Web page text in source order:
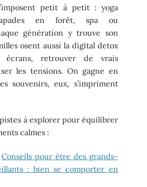
petit à petit : yoga
en forêt, spa ou
génération y trouve son
osent aussi la digital detox
retrouver de vrais
les tensions. On gagne en
souvenirs, eux, s’impriment
à explorer pour équilibrer
calmes :
Conseils pour être des grands-
: bien se comporter en